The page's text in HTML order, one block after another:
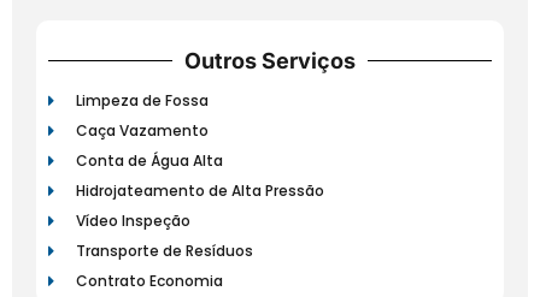
Outros Serviços
Limpeza de Fossa
Caça Vazamento
Conta de Água Alta
Hidrojateamento de Alta Pressão
Vídeo Inspeção
Transporte de Resíduos
Contrato Economia